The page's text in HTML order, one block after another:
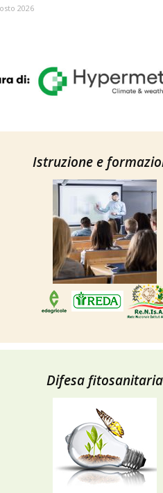
2026
Istruzione e
Difesa fitosanitaria